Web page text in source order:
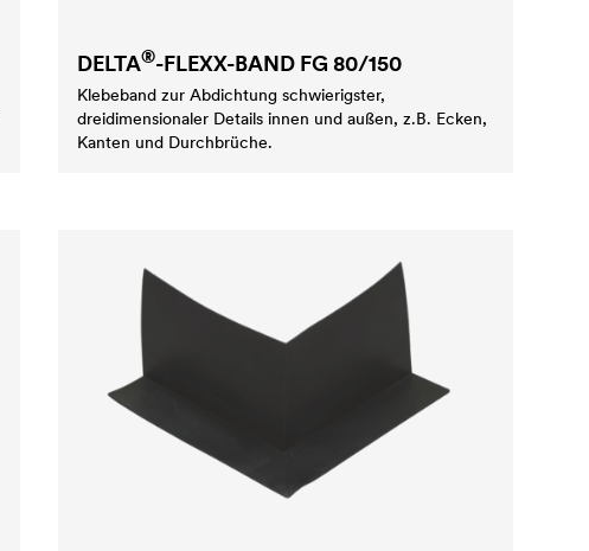
DELTA®-FLEXX-BAND FG 80/150
Klebeband zur Abdichtung schwierigster,
dreidimensionaler Details innen und außen, z.B. Ecken,
Kanten und Durchbrüche.